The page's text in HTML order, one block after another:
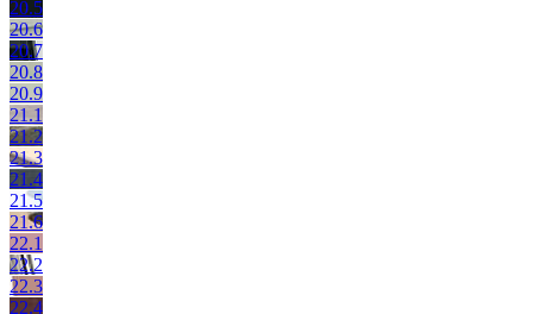
20.5
20.6
20.7
20.8
20.9
21.1
21.2
21.3
21.4
21.5
21.6
22.1
22.2
22.3
22.4